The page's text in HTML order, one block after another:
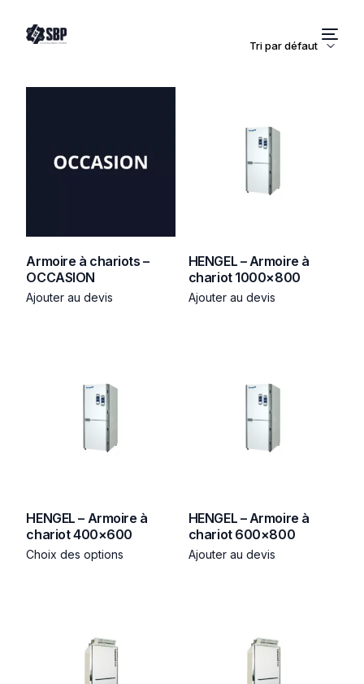
Armoire à chariots –
OCCASION
Ajouter au devis
HENGEL – Armoire à
chariot 1000×800
Ajouter au devis
HENGEL – Armoire à
chariot 400×600
Choix des options
HENGEL – Armoire à
chariot 600×800
Ajouter au devis